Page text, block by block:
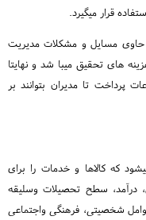
قرار میگیرد.
مسایل و مشکلات مدیریت
های تحقیق میبا شد و نهایتا
پرداخت تا مدیران بتوانند بر
که کالاها و خدمات را برای
سطح تحصیلات وسلیقه
شخصیتی، فرهنگی واجتماعی